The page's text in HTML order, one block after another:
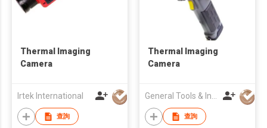
Thermal Imaging
Camera
Irtek International
查詢
Thermal Imaging
Camera
General Tools & Instruments Co., LLC.
查詢